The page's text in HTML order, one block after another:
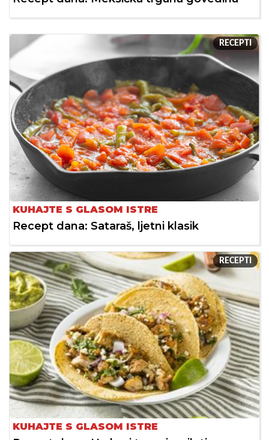
RECEPTI
KUHAJTE S GLASOM ISTRE
Recept dana: Sataraš, ljetni klasik
RECEPTI
KUHAJTE S GLASOM ISTRE